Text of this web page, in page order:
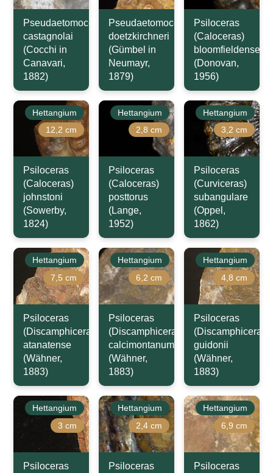
Pseudaetomoceras
castagnolai
(Cocchi in
Canavari,
1882)
Pseudaetomoceras
doetzkirchneri
(Gümbel in
Neumayr,
1879)
Psiloceras
(Caloceras)
bloomfieldense
(Donovan,
1956)
Hettangium
12,2 cm
Psiloceras
(Caloceras)
johnstoni
(Sowerby,
1824)
Hettangium
2,8 cm
Psiloceras
(Caloceras)
posttorus
(Lange,
1952)
Hettangium
3,2 cm
Psiloceras
(Curviceras)
subangulare
(Oppel,
1862)
Hettangium
7,5 cm
Psiloceras
(Discamphiceras)
atanatense
(Wähner,
1883)
Hettangium
6,2 cm
Psiloceras
(Discamphiceras)
calcimontanum
(Wähner,
1883)
Hettangium
4,8 cm
Psiloceras
(Discamphiceras)
guidonii
(Wähner,
1883)
Hettangium
3 cm
Psiloceras
Hettangium
2,4 cm
Psiloceras
Hettangium
6,9 cm
Psiloceras